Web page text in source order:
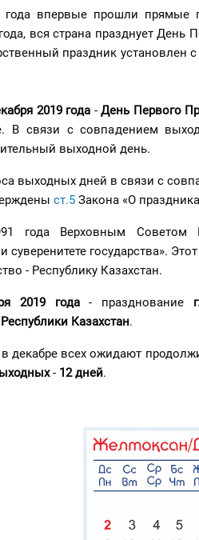
года впервые прошли прямые
вся страна празднует День
праздник установлен
2019 года -День Первого
В связи с совпадением
выходной день.
выходных дней в связи с
ст.5 Закона «О
года Верховным
суверенитете государства».
- Республику Казахстан.
2019 года- празднование
Казахстан.
декабре всех ожидают
- 12 дней.